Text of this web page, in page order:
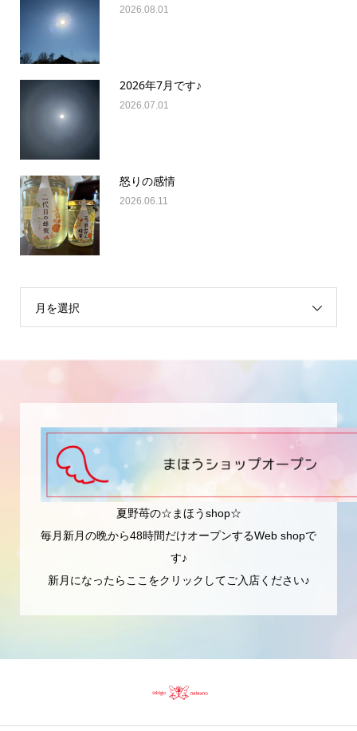
2026.08.01
2026年7月です♪
2026.07.01
怒りの感情
2026.06.11
月を選択
夏野苺の☆まほうshop☆
毎月新月の晩から48時間だけオープンするWeb shopで
す♪
新月になったらここをクリックしてご入店ください♪